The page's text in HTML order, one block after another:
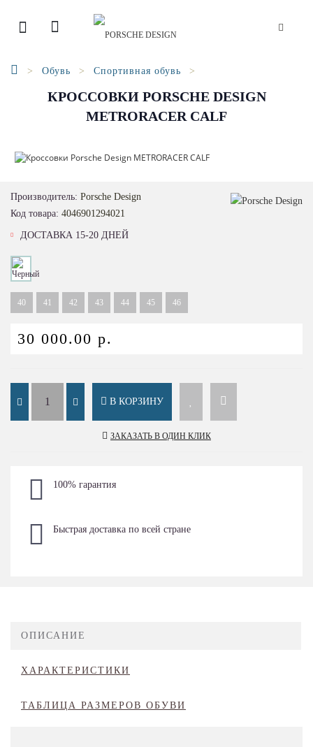
Обувь Спортивная обувь
КРОССОВКИ PORSCHE DESIGN
METRORACER CALF
Производитель: Porsche Design
Код товара: 4046901294021
ДОСТАВКА 15-20 ДНЕЙ
40 41 42 43 44 45 46
30 000.00 р.
В КОРЗИНУ
ЗАКАЗАТЬ В ОДИН КЛИК
100% гарантия
Быстрая доставка по всей стране
ОПИСАНИЕ
ХАРАКТЕРИСТИКИ
ТАБЛИЦА РАЗМЕРОВ ОБУВИ